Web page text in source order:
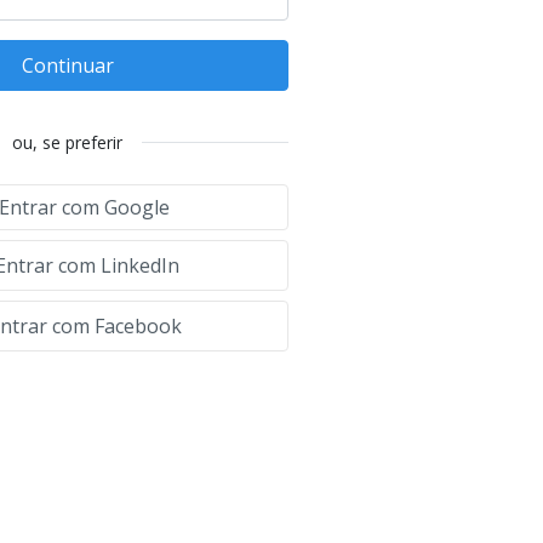
Continuar
ou, se preferir
com Google
com LinkedIn
com Facebook